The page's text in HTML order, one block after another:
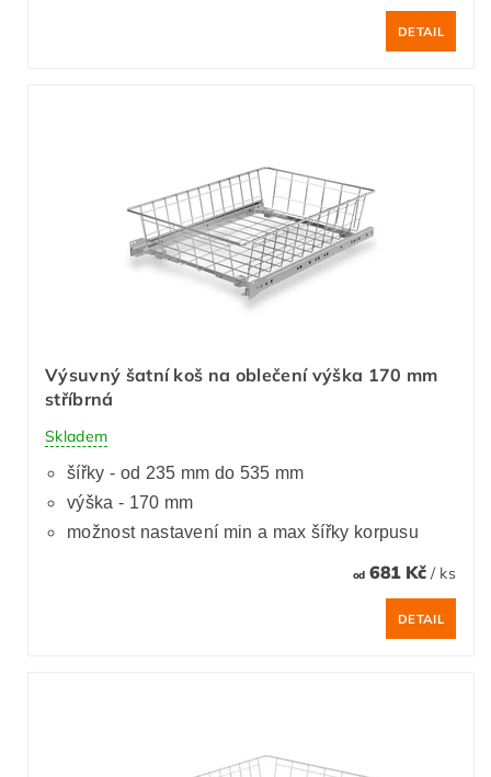
DETAIL
Výsuvný šatní koš na oblečení výška 170 mm
stříbrná
Skladem
šířky - od 235 mm do 535 mm
výška - 170 mm
možnost nastavení min a max šířky korpusu
od681 Kč / ks
DETAIL